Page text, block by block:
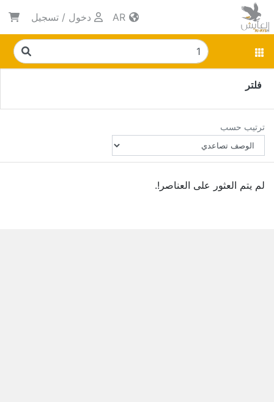
دخول / تسجيل
فلتر
ترتيب حسب
لم يتم العثور على العناصر!.